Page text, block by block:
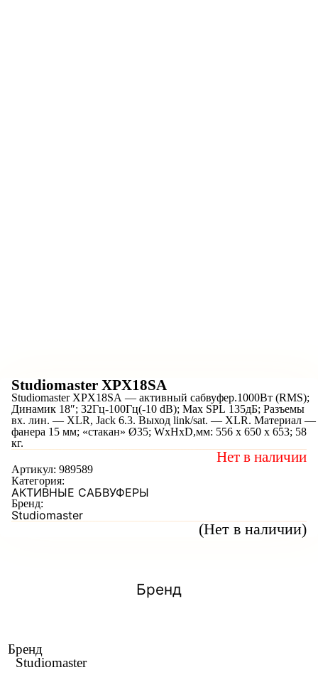
Studiomaster XPX18SA
(Нет в наличии)
Studiomaster XPX18SA — активный сабвуфер.1000Вт (RMS);
Динамик 18″; 32Гц-100Гц(-10 dB); Max SPL 135дБ; Разъемы
вх. лин. — XLR, Jack 6.3. Выход link/sat. — XLR. Материал —
фанера 15 мм; «стакан» Ø35; WхHхD,мм: 556 х 650 х 653; 58
кг.
Нет в наличии
Артикул: 989589
Категория:
АКТИВНЫЕ САБВУФЕРЫ
Бренд:
Studiomaster
Бренд
Бренд
Studiomaster